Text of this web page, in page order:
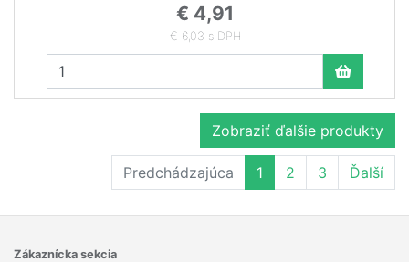
€ 4,91
€ 6,03 s DPH
Zobraziť ďalšie produkty
Predchádzajúca 1 2 3 Ďalší
Zákaznícka sekcia